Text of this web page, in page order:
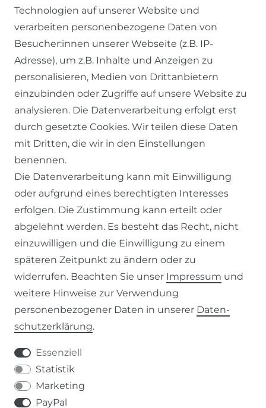
SERVICE
KONTAKT
ZAHLUNG & VERSAND
WIDERRUFSFORMULAR
RECHTLICHES
WIDERRUFSRECHT
IMPRESSUM
DATENSCHUTZERKLÄRUNG
037207-995665
Technologien auf unserer Website und
verarbeiten personenbezogene Daten von
Besucher:innen unserer Webseite (z.B. IP-
Adresse), um z.B. Inhalte und Anzeigen zu
personalisieren, Medien von Drittanbietern
einzubinden oder Zugriffe auf unsere Website zu
analysieren. Die Datenverarbeitung erfolgt erst
durch gesetzte Cookies. Wir teilen diese Daten
mit Dritten, die wir in den Einstellungen
benennen.
Die Datenverarbeitung kann mit Einwilligung
oder aufgrund eines berechtigten Interesses
erfolgen. Die Zustimmung kann erteilt oder
abgelehnt werden. Es besteht das Recht, nicht
einzuwilligen und die Einwilligung zu einem
späteren Zeitpunkt zu ändern oder zu
widerrufen. Beachten Sie unser Impressum und
weitere Hinweise zur Verwendung
personenbezogener Daten in unserer Daten­
schutz­erklärung.
Essenziell
Statistik
Marketing
PayPal